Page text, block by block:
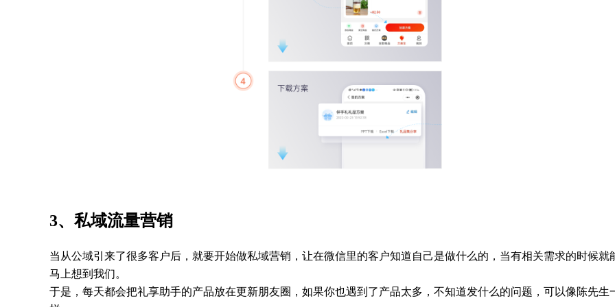
3、私域流量营销
当从公域引来了很多客户后，就要开始做私域营销，让在微信里的客户知道自己是做什么的，当有相关需求的时候就
马上想到我们。
于是，每天都会把礼享助手的产品放在更新朋友圈，如果你也遇到了产品太多，不知道发什么的问题，可以像陈先生